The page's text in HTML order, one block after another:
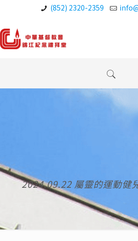
(852) 2320-2359
2024.09.22 屬靈的運動健